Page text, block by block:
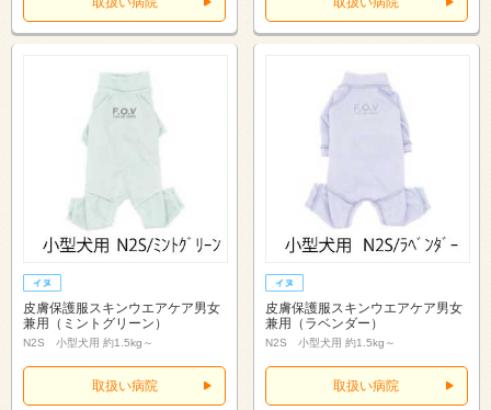
皮膚保護服スキンウエアケア男女
兼用（ミントグリーン）
N2S 小型犬用 約1.5kg～
取扱い病院
皮膚保護服スキンウエアケア男女
兼用（ラベンダー）
N2S 小型犬用 約1.5kg～
取扱い病院